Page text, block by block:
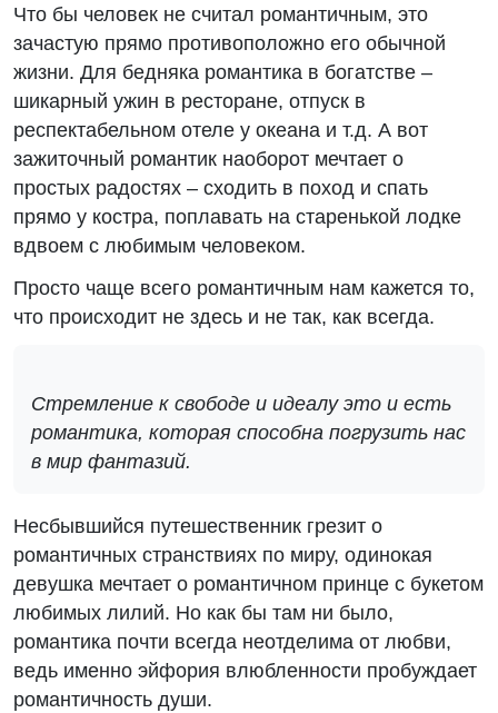
Что бы человек не считал романтичным, это
зачастую прямо противоположно его обычной
жизни. Для бедняка романтика в богатстве –
шикарный ужин в ресторане, отпуск в
респектабельном отеле у океана и т.д. А вот
зажиточный романтик наоборот мечтает о
простых радостях – сходить в поход и спать
прямо у костра, поплавать на старенькой лодке
вдвоем с любимым человеком.
Просто чаще всего романтичным нам кажется то,
что происходит не здесь и не так, как всегда.
Стремление к свободе и идеалу это и есть
романтика, которая способна погрузить нас
в мир фантазий.
Несбывшийся путешественник грезит о
романтичных странствиях по миру, одинокая
девушка мечтает о романтичном принце с букетом
любимых лилий. Но как бы там ни было,
романтика почти всегда неотделима от любви,
ведь именно эйфория влюбленности пробуждает
романтичность души.